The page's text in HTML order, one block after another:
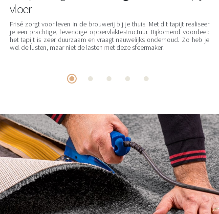
vloer
Frisé zorgt voor leven in de brouwerij bij je thuis. Met dit tapijt realiseer
je een prachtige, levendige oppervlaktestructuur. Bijkomend voordeel:
het tapijt is zeer duurzaam en vraagt nauwelijks onderhoud. Zo heb je
wel de lusten, maar niet de lasten met deze sfeermaker.